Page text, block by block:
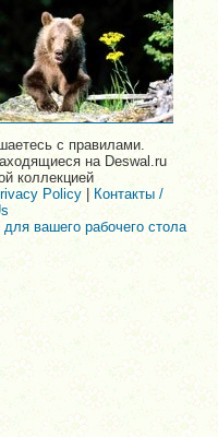
с правилами.
на Deswal.ru
коллекцией
Policy|Контакты /
вашего рабочего стола